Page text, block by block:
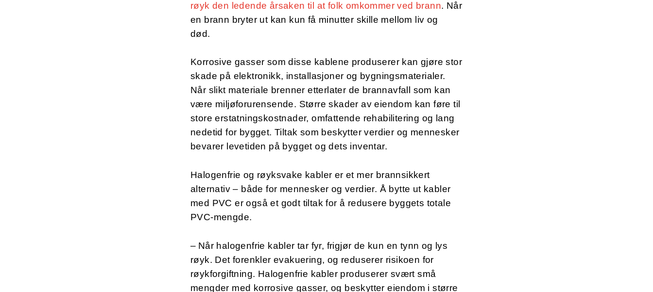
røyk den ledende årsaken til at folk omkommer ved brann. Når
en brann bryter ut kan kun få minutter skille mellom liv og
død.
Korrosive gasser som disse kablene produserer kan gjøre stor
skade på elektronikk, installasjoner og bygningsmaterialer.
Når slikt materiale brenner etterlater de brannavfall som kan
være miljøforurensende. Større skader av eiendom kan føre til
store erstatningskostnader, omfattende rehabilitering og lang
nedetid for bygget. Tiltak som beskytter verdier og mennesker
bevarer levetiden på bygget og dets inventar.
Halogenfrie og røyksvake kabler er et mer brannsikkert
alternativ – både for mennesker og verdier. Å bytte ut kabler
med PVC er også et godt tiltak for å redusere byggets totale
PVC-mengde.
– Når halogenfrie kabler tar fyr, frigjør de kun en tynn og lys
røyk. Det forenkler evakuering, og reduserer risikoen for
røykforgiftning. Halogenfrie kabler produserer svært små
mengder med korrosive gasser, og beskytter eiendom i større